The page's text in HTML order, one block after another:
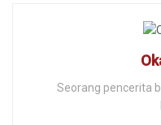
Seorang pencerita